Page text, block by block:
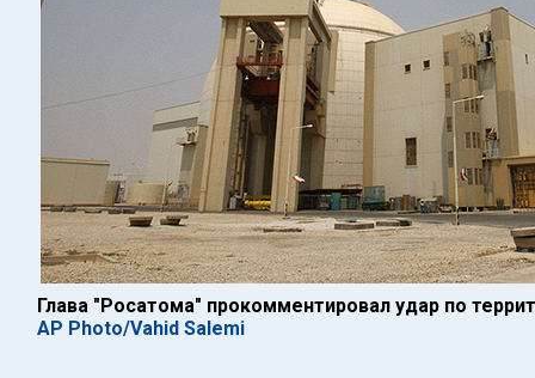
Глава "Росатома" прокомментировал удар по
AP Photo/Vahid Salemi